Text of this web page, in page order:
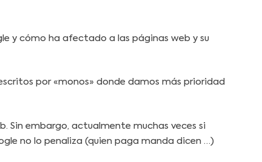
y cómo ha afectado a las páginas web y su
por «monos» donde damos más prioridad
Sin embargo, actualmente muchas veces si
no lo penaliza (quien paga manda dicen …)